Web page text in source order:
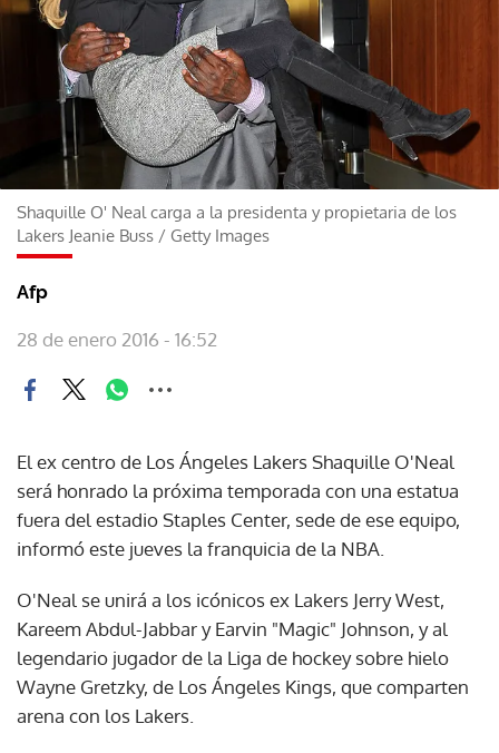
Shaquille O' Neal carga a la presidenta y propietaria de los
Lakers Jeanie Buss / Getty Images
Afp
28 de enero 2016 - 16:52
El ex centro de Los Ángeles Lakers Shaquille O'Neal
será honrado la próxima temporada con una estatua
fuera del estadio Staples Center, sede de ese equipo,
informó este jueves la franquicia de la NBA.
O'Neal se unirá a los icónicos ex Lakers Jerry West,
Kareem Abdul-Jabbar y Earvin "Magic" Johnson, y al
legendario jugador de la Liga de hockey sobre hielo
Wayne Gretzky, de Los Ángeles Kings, que comparten
arena con los Lakers.